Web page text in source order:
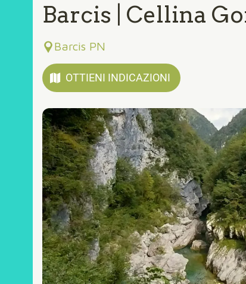
Barcis | Cellina
Barcis PN
OTTIENI INDICAZIONI